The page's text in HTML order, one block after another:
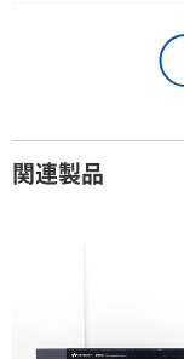
26日 ～ 1ヶ
3ヶ月
関連製品